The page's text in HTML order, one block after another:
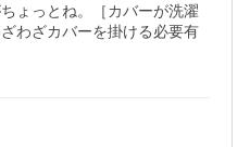
ょっとね。［カバーが洗濯
わざカバーを掛ける必要有